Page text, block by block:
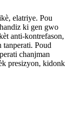
elatriye. Pou
ki gen gwo
anti-kontrefason,
Poud
chanjman
presizyon, kidonk